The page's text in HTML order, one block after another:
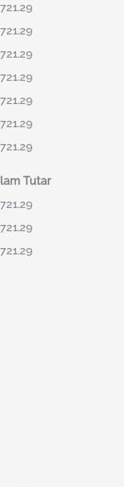
721.29
721.29
721.29
721.29
721.29
721.29
721.29
Tutar
721.29
721.29
721.29